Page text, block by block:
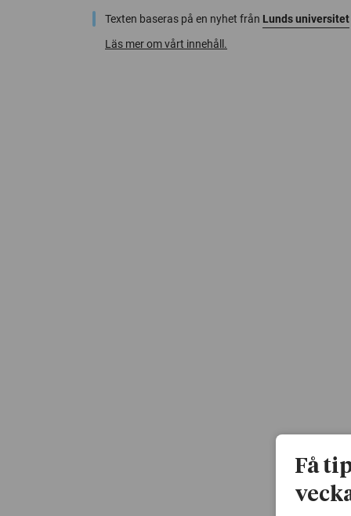
Texten baseras på en nyhet från Lunds universitet
Läs mer om vårt innehåll.
Få